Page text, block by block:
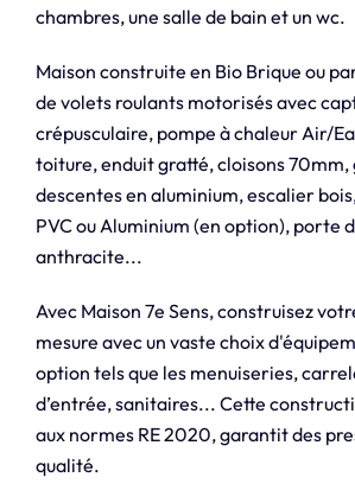
chambres, une salle de bain et un wc.
Maison construite en Bio Brique ou
de volets roulants motorisés avec
crépusculaire, pompe à chaleur Air/
toiture, enduit gratté, cloisons 70mm,
descentes en aluminium, escalier
PVC ou Aluminium (en option), porte
anthracite...
Avec Maison 7e Sens, construisez
mesure avec un vaste choix
option tels que les menuiseries,
d’entrée, sanitaires... Cette
aux normes RE 2020, garantit des
qualité.